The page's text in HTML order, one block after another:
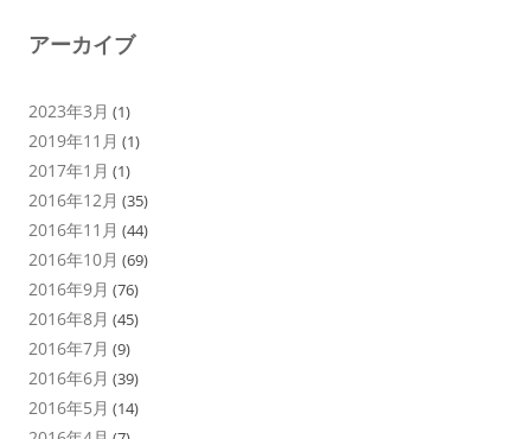
アーカイブ
2023年3月 (1)
2019年11月 (1)
2017年1月 (1)
2016年12月 (35)
2016年11月 (44)
2016年10月 (69)
2016年9月 (76)
2016年8月 (45)
2016年7月 (9)
2016年6月 (39)
2016年5月 (14)